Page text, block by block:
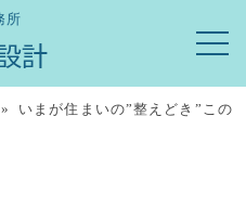
所
» いまが住まいの”整えどき”この